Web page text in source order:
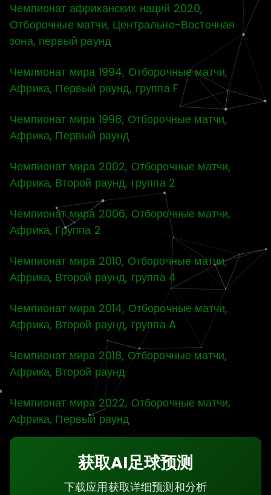
Чемпионат африканских наций 2020,
Отборочные матчи, Центрально-Восточная
зона, первый раунд
Чемпионат мира 1994, Отборочные матчи,
Африка, Первый раунд, группа F
Чемпионат мира 1998, Отборочные матчи,
Африка, Первый раунд
Чемпионат мира 2002, Отборочные матчи,
Африка, Второй раунд, группа 2
Чемпионат мира 2006, Отборочные матчи,
Африка, Группа 2
Чемпионат мира 2010, Отборочные матчи,
Африка, Второй раунд, группа 4
Чемпионат мира 2014, Отборочные матчи,
Африка, Второй раунд, группа A
Чемпионат мира 2018, Отборочные матчи,
Африка, Второй раунд
Чемпионат мира 2022, Отборочные матчи,
Африка, Первый раунд
获取AI足球预测
下载应用获取详细预测和分析